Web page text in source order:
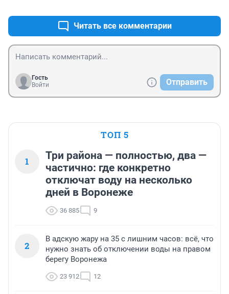
Читать все комментарии
Гость
Войти
Отправить
ТОП 5
1
Три района — полностью, два —
частично: где конкретно
отключат воду на несколько
дней в Воронеже
36 885 9
2
В адскую жару на 35 с лишним часов: всё, что
нужно знать об отключении воды на правом
берегу Воронежа
23 912 12